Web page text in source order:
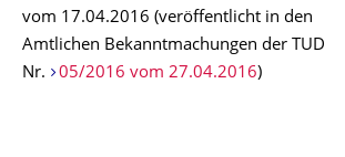
vom 17.04.2016 (veröffentlicht in den
Amtlichen Bekanntmachungen der TUD
Nr.
05/2016 vom 27.04.2016)